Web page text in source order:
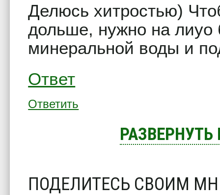
Делюсь хитростью)
дольше, нужно на лиуо
минеральной воды и
Ответ
Ответить
ПОДЕЛИТЕСЬ СВОИМ